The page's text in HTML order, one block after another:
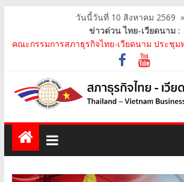
วันนี้วันที่ 10 สิงหาคม 2569 »
ข่าวด่วน ไทย-เวียดนาม :
คณะกรรมการสภาธุรกิจไทย-เวียดนาม ประชุ
แทนภาครัฐเวียดนาม จากคณะกรรมการประชา
คณะกรรมการสภาธุรกิจไทย-เวียดนาม เข้าร่ว
สถาปนา บริษัท ห้องปฏิบัติการกลาง (ประเทศไท
สภาธุรกิจไทย-เวียดนาม เข้าร่วมงานสัมมนา
Trade Promotion of Thanh Hoa Province for
คณะกรรมการสภาธุรกิจไทย-เวียดนามร่วมคณ
เวียดนาม อย่างเป็นทางการ เสริมสร้างความร่วม
คณะกรรมการสภาธุรกิจไทย-เวียดนาม เข้าร่ว